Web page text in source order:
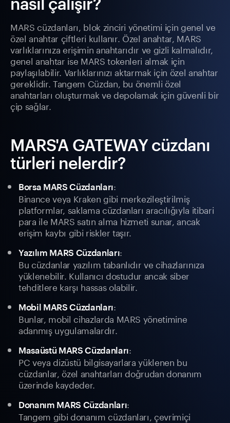
MARS cüzdanları, blok zinciri yönetimi için genel ve
özel anahtar çiftleri kullanır. Özel anahtar, MARS
varlıklarınıza erişimin anahtarıdır ve gizli kalmalıdır,
genel anahtar ise MARS tokenleri almak için
paylaşılabilir. Varlıklarınızı aktarmak için özel anahtar
gereklidir. Tangem Cüzdan, bu önemli özel
anahtarları oluşturmak ve depolamak için güvenli bir
çip sağlar.
MARS'A GATEWAY cüzdanı
türleri nelerdir?
Borsa MARS Cüzdanları:
Binance veya Kraken gibi merkezileştirilmiş
platformlar, saklama cüzdanları aracılığıyla itibari
para ile MARS satın alma hizmeti sunar, ancak
erişim kaybı gibi riskler taşır.
Yazılım MARS Cüzdanları:
Bu cüzdanlar yazılım tabanlıdır ve cihazlarınıza
yüklenebilir. Kullanıcı dostudur ancak siber
tehditlere karşı hassas olabilir.
Mobil MARS Cüzdanları:
Bunlar, mobil cihazlarda MARS yönetimine
adanmış uygulamalardır.
Masaüstü MARS Cüzdanları:
PC veya dizüstü bilgisayarlara yüklenen bu
cüzdanlar, özel anahtarları doğrudan donanım
üzerinde kaydeder.
Donanım MARS Cüzdanları:
Tangem gibi donanım cüzdanları, çevrimiçi